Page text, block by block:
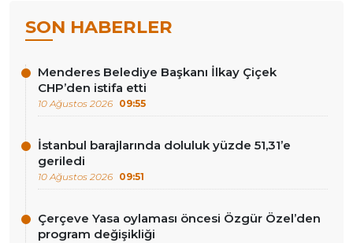
SON HABERLER
Menderes Belediye Başkanı İlkay Çiçek
CHP’den istifa etti
10 Ağustos 2026 09:55
İstanbul barajlarında doluluk yüzde 51,31’e
geriledi
10 Ağustos 2026 09:51
Çerçeve Yasa oylaması öncesi Özgür Özel’den
program değişikliği